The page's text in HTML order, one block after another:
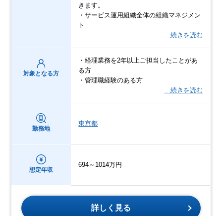
きます。
・サービス運用組織全体の組織マネジメン
ト
…続きを読む
対象となる方
・経理業務を2年以上ご担当したことがあ
る方
・管理職経験のある方
…続きを読む
勤務地
東京都
想定年収
694～1014万円
詳しく見る